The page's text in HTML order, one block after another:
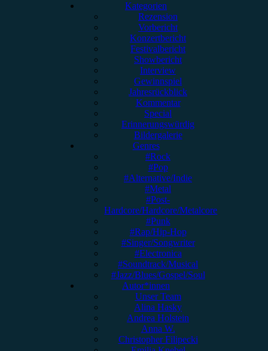
Kategorien
Rezension
Vorbericht
Konzertbericht
Festivalbericht
Showbericht
Interview
Gewinnspiel
Jahresrückblick
Kommentar
Special
Erinnerungswürdig
Bildergalerie
Genres
#Rock
#Pop
#Alternative/Indie
#Metal
#Post-
Hardcore/Hardcore/Metalcore
#Punk
#Rap/Hip-Hop
#Singer/Songwriter
#Electronica
#Soundtrack/Musical
#Jazz/Blues/Gospel/Soul
Autor*innen
Unser Team
Alina Hasky
Andrea Holstein
Anna W.
Christopher Filipecki